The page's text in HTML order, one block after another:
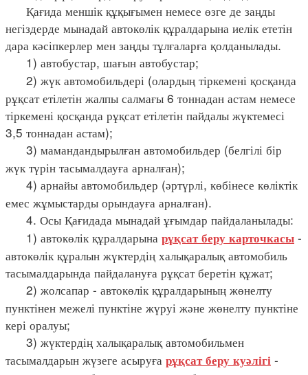
Қағида меншік құқығымен немесе өзге де заңды
негіздерде мынадай автокөлік құралдарына иелік ететін
дара кәсіпкерлер мен заңды тұлғаларға қолданылады.
1) автобустар, шағын автобустар;
2) жүк автомобильдері (олардың тіркемені қосқанда
рұқсат етілетін жалпы салмағы 6 тоннадан астам немесе
тіркемені қосқанда рұқсат етілетін пайдалы жүктемесі
3,5 тоннадан астам);
3) мамандандырылған автомобильдер (белгілі бір
жүк түрін тасымалдауға арналған);
4) арнайы автомобильдер (әртүрлі, көбінесе көліктік
емес жұмыстарды орындауға арналған).
4. Осы Қағидада мынадай ұғымдар пайдаланылады:
1) автокөлік құралдарына рұқсат беру карточкасы -
автокөлік құралын жүктердің халықаралық автомобиль
тасымалдарында пайдалануға рұқсат беретін құжат;
2) жолсапар - автокөлік құралдарының жөнелту
пунктінен межелі пунктіне жүруі және жөнелту пунктіне
кері оралуы;
3) жүктердің халықаралық автомобильмен
тасымалдарын жүзеге асыруға рұқсат беру куәлігі -